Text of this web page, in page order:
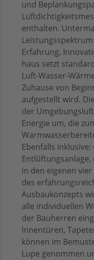
und
enthalten.
Erfahrung,
haus setzt
Luft-Wasser-
Zuhause von
aufgestellt wird.
der
Energie um, die
Ebenfalls
Entlüftungsanlage,
in den eigenen
des
Ausbaukonzepts
alle individuellen
der Bauherren
Innentüren,
können im
Lupe genommen